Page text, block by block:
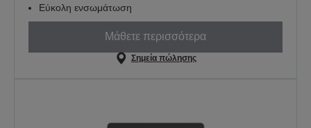
Εύκολη ενσωμάτωση
Μάθετε περισσότερα
Σημεία πώλησης